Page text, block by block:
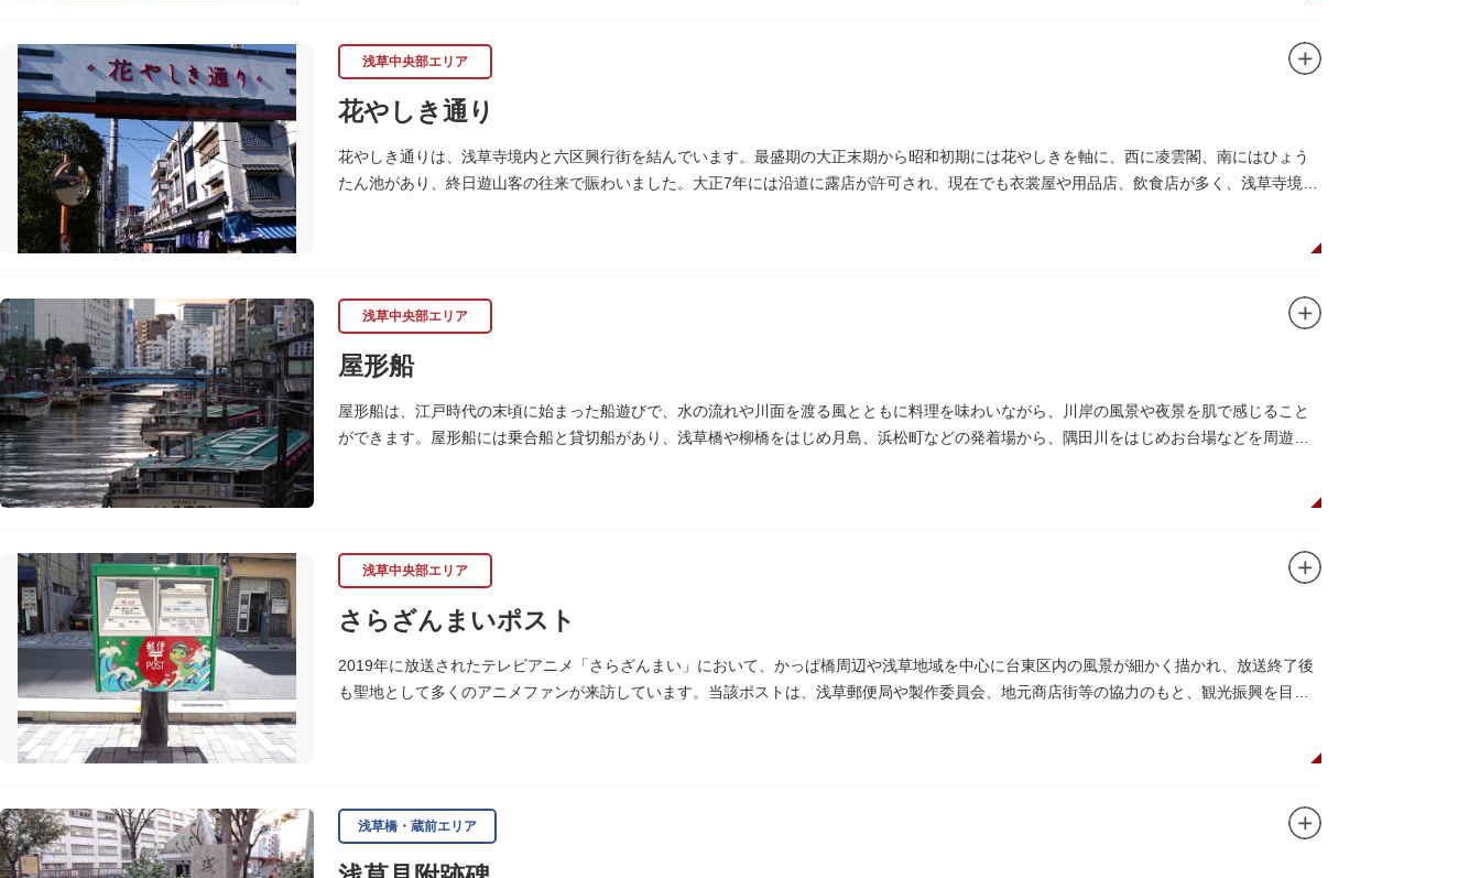
浅草中央部エリア
花やしき通り
花やしき通りは、浅草寺境内と六区興行街を結んでいます。最盛期の大正末期から昭和初期には花やしきを軸に、西に凌雲閣、南にはひょう
たん池があり、終日遊山客の往来で賑わいました。大正7年には沿道に露店が許可され、現在でも衣裳屋や用品店、飲食店が多く、浅草寺境内
浅草中央部エリア
屋形船
屋形船は、江戸時代の末頃に始まった船遊びで、水の流れや川面を渡る風とともに料理を味わいながら、川岸の風景や夜景を肌で感じること
ができます。屋形船には乗合船と貸切船があり、浅草橋や柳橋をはじめ月島、浜松町などの発着場から、隅田川をはじめお台場などを周遊す
浅草中央部エリア
さらざんまいポスト
2019年に放送されたテレビアニメ「さらざんまい」において、かっぱ橋周辺や浅草地域を中心に台東区内の風景が細かく描かれ、放送終了後
も聖地として多くのアニメファンが来訪しています。当該ポストは、浅草郵便局や製作委員会、地元商店街等の協力のもと、観光振興を目的
浅草橋・蔵前エリア